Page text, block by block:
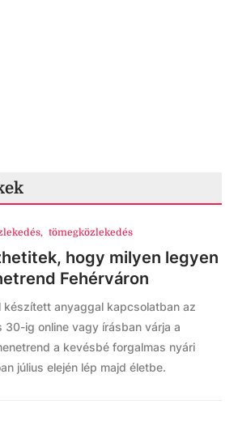
, tömegközlekedés
hogy milyen legyen
Fehérváron
készített anyaggal kapcsolatban az
30-ig online vagy írásban várja a
a kevésbé forgalmas nyári
július elején lép majd életbe.